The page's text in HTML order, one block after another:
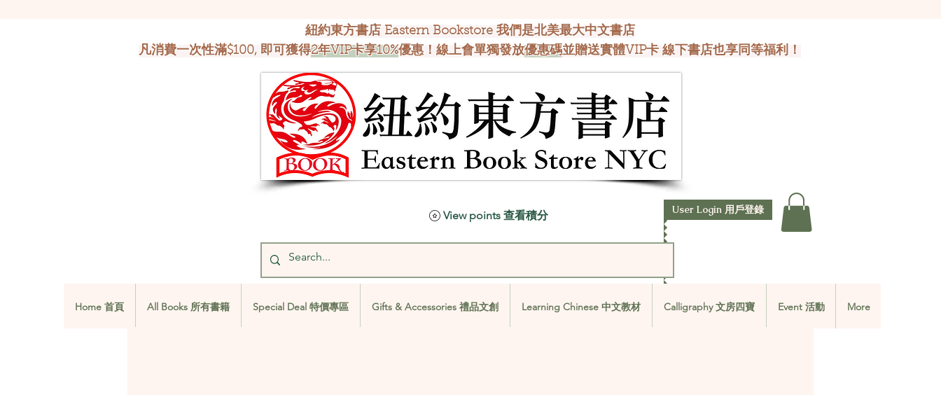
紐約東方書店 Eastern Bookstore 我們是北美最大中文書店
凡消費一次性滿$100, 即可獲得2年VIP卡享10%優惠！線上會單獨發放優惠碼並贈送實體VIP卡 線下書店也享同等福利！
View points 查看積分 User Login 用戶登錄
Home 首頁 All Books 所有書籍 Special Deal 特價專區 Gifts & Accessories 禮品文創 Learning Chinese 中文教材 Calligraphy 文房四寶 Event 活動 More
Home 首頁 All Books 所有書籍 Special Deal 特價專區 Gifts & Accessories 禮品文創 Learning Chinese 中文教材 Calligraphy 文房四寶 Event 活動 More